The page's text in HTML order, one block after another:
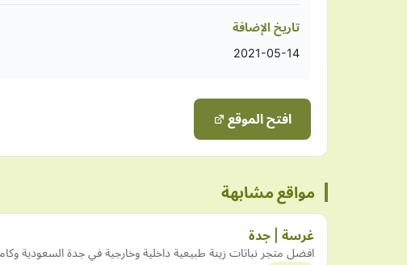
تاريخ الإضافة
2021-05-14
افتح الموقع
مواقع مشابهة
غرسة | جدة
افضل متجر نباتات زينة طبيعية داخلية وخارجية في جدة السعودية